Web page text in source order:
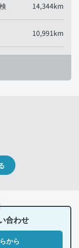
14,344km
10,991km
合わせ
から